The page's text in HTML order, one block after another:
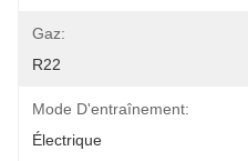
Gaz:
R22
Mode D'entraînement:
Électrique